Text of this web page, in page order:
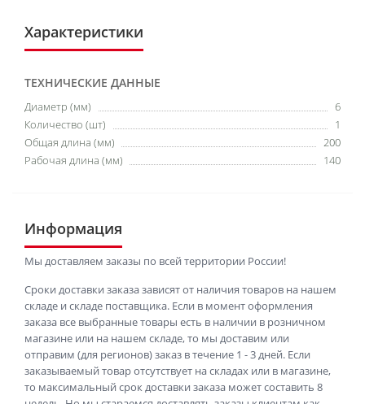
Характеристики
ТЕХНИЧЕСКИЕ ДАННЫЕ
Диаметр (мм)
6
Количество (шт)
1
Общая длина (мм)
200
Рабочая длина (мм)
140
Информация
Мы доставляем заказы по всей территории России!
Сроки доставки заказа зависят от наличия товаров на нашем
складе и складе поставщика. Если в момент оформления
заказа все выбранные товары есть в наличии в розничном
магазине или на нашем складе, то мы доставим или
отправим (для регионов) заказ в течение 1 - 3 дней. Если
заказываемый товар отсутствует на складах или в магазине,
то максимальный срок доставки заказа может составить 8